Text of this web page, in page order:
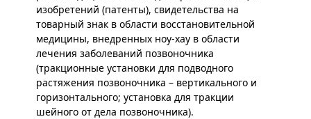
изобретений (патенты), свидетельства на
товарный знак в области восстановительной
медицины, внедренных ноу-хау в области
лечения заболеваний позвоночника
(тракционные установки для подводного
растяжения позвоночника – вертикального и
горизонтального; установка для тракции
шейного от дела позвоночника).